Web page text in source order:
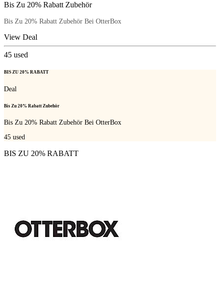
Bis Zu 20% Rabatt Zubehör
Bis Zu 20% Rabatt Zubehör Bei OtterBox
View Deal
45 used
BIS ZU 20% RABATT
Deal
Bis Zu 20% Rabatt Zubehör
Bis Zu 20% Rabatt Zubehör Bei OtterBox
45 used
BIS ZU 20% RABATT